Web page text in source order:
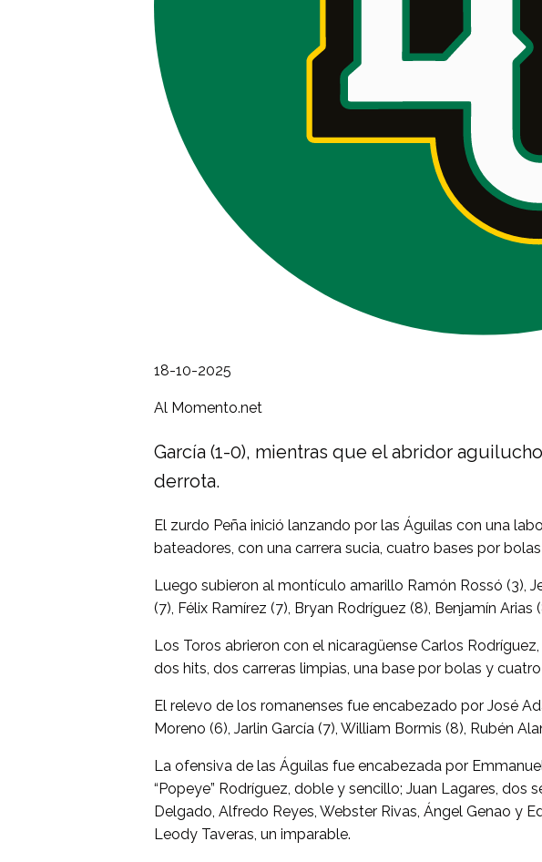
18-10-2025
Al Momento.net
García (1-0), mientras que el abridor
derrota.
El zurdo Peña inició lanzando por las Águilas con una
bateadores, con una carrera sucia, cuatro bases por
Luego subieron al montículo amarillo Ramón Rossó (3),
(7), Félix Ramírez (7), Bryan Rodríguez (8), Benjamín Arias
Los Toros abrieron con el nicaragüense Carlos
dos hits, dos carreras limpias, una base por bolas y
El relevo de los romanenses fue encabezado por José
Moreno (6), Jarlin García (7), William Bormis (8), Rubén
La ofensiva de las Águilas fue encabezada por
“Popeye” Rodríguez, doble y sencillo; Juan Lagares, dos
Delgado, Alfredo Reyes, Webster Rivas, Ángel Genao y
Leody Taveras, un imparable.